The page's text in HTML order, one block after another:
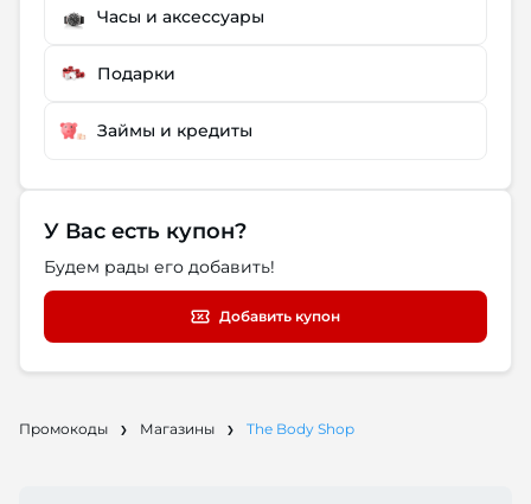
Часы и аксессуары
Подарки
Займы и кредиты
У Вас есть купон?
Будем рады его добавить!
Добавить купон
Промокоды Магазины The Body Shop